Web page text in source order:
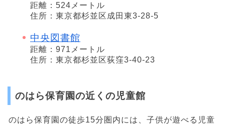
距離：524メートル
住所：東京都杉並区成田東3-28-5
中央図書館
距離：971メートル
住所：東京都杉並区荻窪3-40-23
のはら保育園の近くの児童館
のはら保育園の徒歩15分圏内には、子供が遊べる児童